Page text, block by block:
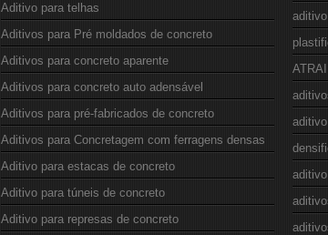
Aditivo para telhas
Aditivos para Pré moldados de concreto
Aditivos para concreto aparente
Aditivos para concreto auto adensável
Aditivos para pré-fabricados de concreto
Aditivos para Concretagem com ferragens densas
Aditivo para estacas de concreto
Aditivo para túneis de concreto
Aditivo para represas de concreto